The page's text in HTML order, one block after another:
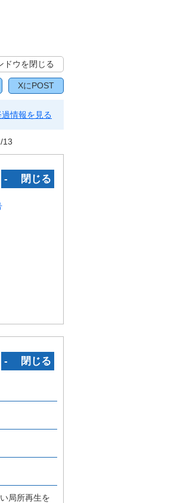
ドウを閉じる
XにPOST
過情報を見る
13
‐ 閉じる
‐ 閉じる
局所再生を